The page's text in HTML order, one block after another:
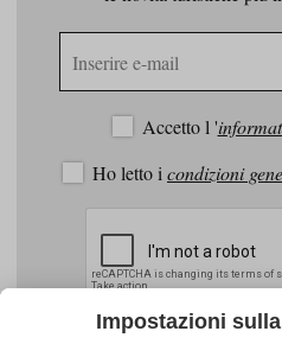
Accetto l '
Ho letto i condizioni